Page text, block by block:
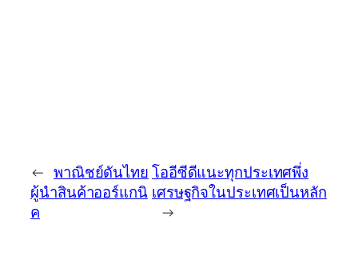
← พาณิชย์ดันไทย
ผู้นำสินค้าออร์แกนิ
ค
โออีซีดีแนะทุกประเทศพึ่ง
เศรษฐกิจในประเทศเป็นหลัก
→